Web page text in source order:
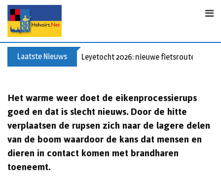
p
Laatste Nieuws Leyetocht 2026: nieuwe fietsroutes
Het warme weer doet de eikenprocessierups
goed en dat is slecht nieuws. Door de hitte
verplaatsen de rupsen zich naar de lagere delen
van de boom waardoor de kans dat mensen en
dieren in contact komen met brandharen
toeneemt.